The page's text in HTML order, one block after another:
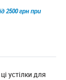
2500 грн при
устілки для